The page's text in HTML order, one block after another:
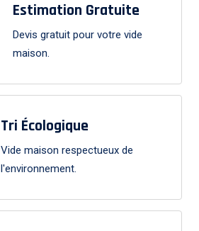
Estimation Gratuite
Devis gratuit pour votre vide
maison.
Tri Écologique
Vide maison respectueux de
l'environnement.